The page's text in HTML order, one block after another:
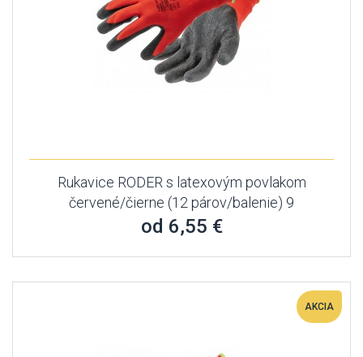
Rukavice RODER s latexovým povlakom
červené/čierne (12 párov/balenie) 9
od 6,55 €
AKCIA